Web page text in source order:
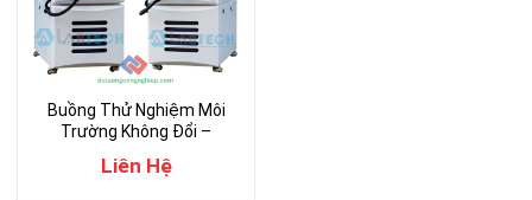
Buồng Thử Nghiệm Môi
Trường Không Đổi –
Liên Hệ